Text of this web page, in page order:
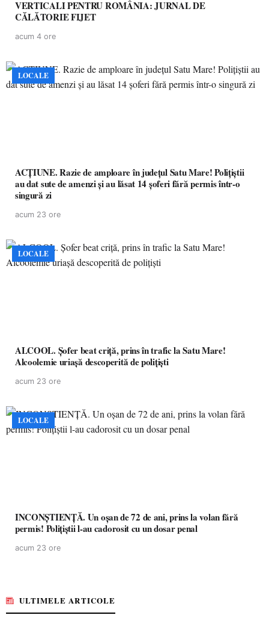
VERTICALI PENTRU ROMÂNIA: JURNAL DE
CĂLĂTORIE FIJET
acum 4 ore
LOCALE
ACȚIUNE. Razie de amploare în județul Satu Mare! Polițiștii
au dat sute de amenzi și au lăsat 14 șoferi fără permis într-o
singură zi
acum 23 ore
LOCALE
ALCOOL. Șofer beat criță, prins în trafic la Satu Mare!
Alcoolemie uriașă descoperită de polițiști
acum 23 ore
LOCALE
INCONȘTIENȚĂ. Un oșan de 72 de ani, prins la volan fără
permis! Polițiștii l-au cadorosit cu un dosar penal
acum 23 ore
ULTIMELE ARTICOLE